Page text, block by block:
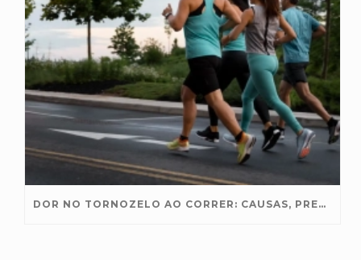
DOR NO TORNOZELO AO CORRER: CAUSAS, PREVENÇÃO E TRATAMENTO